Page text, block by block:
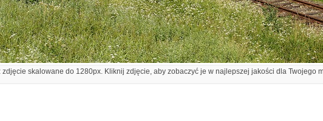
skalowane do 1280px. Kliknij zdjęcie, aby zobaczyć je w najlepszej jakości dla Twojego